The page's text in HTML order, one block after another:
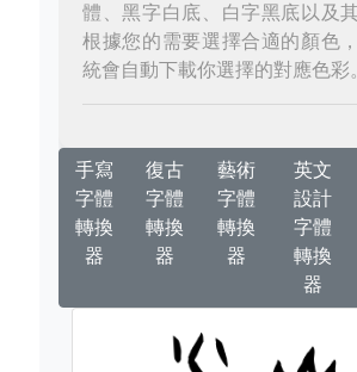
體、黑字白底、白字黑底以及
根據您的需要選擇合適的顏色
統會自動下載你選擇的對應色彩
手寫
字體
轉換
器
復古
字體
轉換
器
藝術
字體
轉換
器
英文
設計
字體
轉換
器